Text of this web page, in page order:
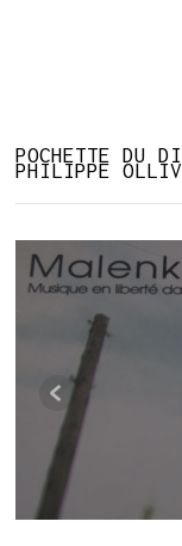
POCHETTE DU
PHILIPPE